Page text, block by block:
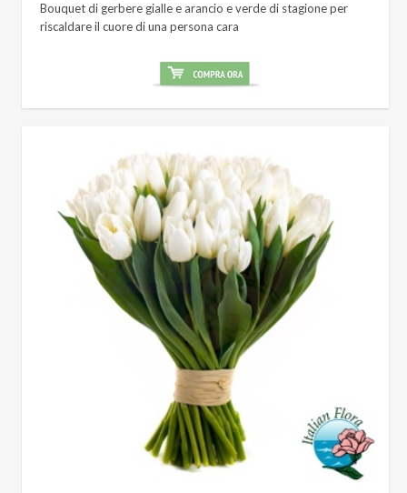
Bouquet di gerbere gialle e arancio e verde di stagione per
riscaldare il cuore di una persona cara